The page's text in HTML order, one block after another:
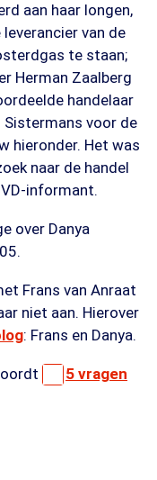
aan haar longen,
van de
te staan;
Herman Zaalberg
handelaar
Sistermans voor de
hieronder. Het was
naar de handel
informant.
over Danya
Frans van Anraat
niet aan. Hierover
: Frans en Danya.
5 vragen